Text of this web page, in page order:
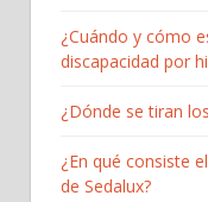
¿Cuándo y cómo
discapacidad por
¿Dónde se tiran
¿En qué consiste
de Sedalux?